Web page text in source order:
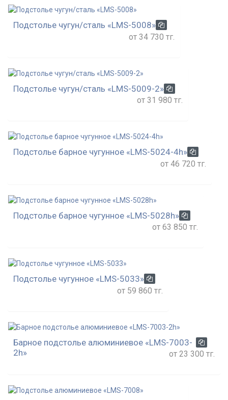
Подстолье чугун/сталь «LMS-5008»
от 34 730 тг.
Подстолье чугун/сталь «LMS-5009-2»
от 31 980 тг.
Подстолье барное чугунное «LMS-5024-4h»
от 46 720 тг.
Подстолье барное чугунное «LMS-5028h»
от 63 850 тг.
Подстолье чугунное «LMS-5033»
от 59 860 тг.
Барное подстолье алюминиевое «LMS-7003-
2h»
от 23 300 тг.